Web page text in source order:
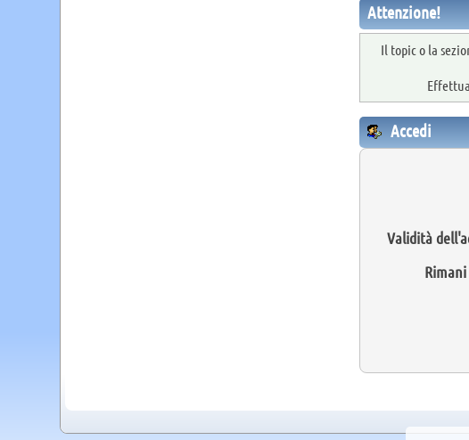
Attenzione!
Il topic o la
Accedi
Validità